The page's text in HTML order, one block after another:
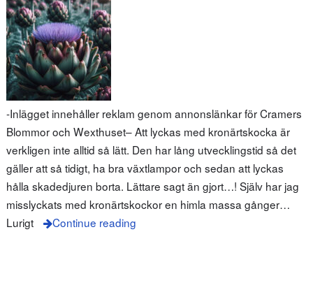
-Inlägget innehåller reklam genom annonslänkar för Cramers
Blommor och Wexthuset– Att lyckas med kronärtskocka är
verkligen inte alltid så lätt. Den har lång utvecklingstid så det
gäller att så tidigt, ha bra växtlampor och sedan att lyckas
hålla skadedjuren borta. Lättare sagt än gjort…! Själv har jag
misslyckats med kronärtskockor en himla massa gånger…
Lurigt
Continue reading